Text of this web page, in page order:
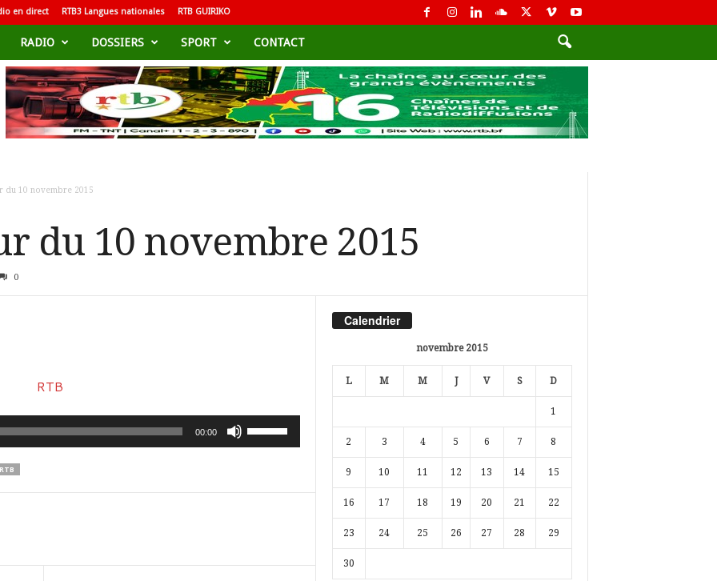
en direct RTB3 Langues nationales RTB GUIRIKO
RADIO DOSSIERS SPORT CONTACT
du 10 novembre 2015
du 10 novembre 2015
0
00:00
Utilisez
les
ou
RTB
Calendrier
novembre 2015
L M M J V S D
1
2 3 4 5 6 7 8
9 10 11 12 13 14 15
16 17 18 19 20 21 22
23 24 25 26 27 28 29
30